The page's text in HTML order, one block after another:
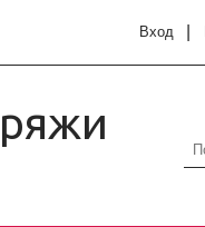
Вход